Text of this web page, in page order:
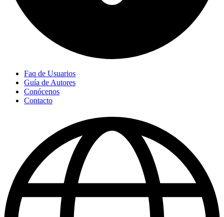
Faq de Usuarios
Guía de Autores
Conócenos
Contacto